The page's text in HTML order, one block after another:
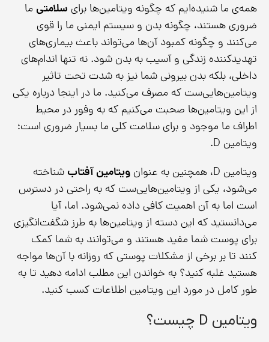
همه‌ی ما شنیده‌ایم که چگونه ویتامین‌ها برای سلامتی ما
ضروری هستند، چگونه بدن و سیستم ایمنی ما را قوی
می‌کنند و چگونه کمبود آن‌ها می‌تواند باعث بیماری‌های
تهدید‌کننده زندگی و آسیب به بدن شود. نه تنها اندام‌های
داخلی، بلکه بدن بیرونی شما نیز به شدت تحت تاثیر
ویتامین‌هایی‌ست که مصرف می‌کنید. ما در اینجا درباره یکی
از این ویتامین‌ها صحبت می‌کنیم که به وفور در محیط
اطراف ما موجود و برای سلامت کلی ما بسیار ضروری است؛
ویتامین D.
ویتامین D، همچنین به عنوان
ویتامین آفتاب شناخته
می‌شود، یکی از ویتامین‌هایی‌ست که به راحتی در دسترس
است اما به آن اهمیت کافی داده نمی‌شود. اما، آیا
می‌دانستید که این دسته از ویتامین‌ها به طرز شگفت‌انگیزی
برای پوست شما مفید هستند و می‌توانند به شما کمک
کنند تا بر برخی از مشکلات پوستی که روزانه با آن‌ها مواجه
هستید غلبه کنید؟ به خواندن این مطلب ادامه دهید تا به
طور کامل در مورد این ویتامین اطلاعات کسب کنید.
ویتامین D چیست؟